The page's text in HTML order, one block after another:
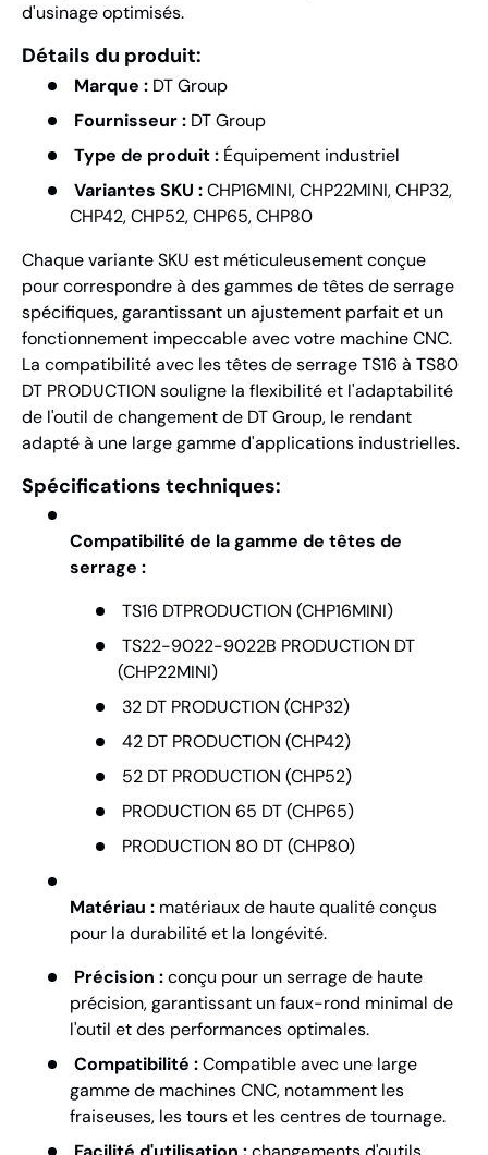
d'usinage optimisés.
Détails du produit:
Marque : DT Group
Fournisseur : DT Group
Type de produit : Équipement industriel
Variantes SKU :CHP16MINI, CHP22MINI, CHP32,
CHP42, CHP52, CHP65, CHP80
Chaque variante SKU est méticuleusement conçue
pour correspondre à des gammes de têtes de serrage
spécifiques, garantissant un ajustement parfait et un
fonctionnement impeccable avec votre machine CNC.
La compatibilité avec les têtes de serrage TS16 à TS80
DT PRODUCTION souligne la flexibilité et l'adaptabilité
de l'outil de changement de DT Group, le rendant
adapté à une large gamme d'applications industrielles.
Spécifications techniques:
Compatibilité de la gamme de têtes de
serrage :
TS16 DTPRODUCTION (CHP16MINI)
TS22-9022-9022B PRODUCTION DT
(CHP22MINI)
32 DT PRODUCTION (CHP32)
42 DT PRODUCTION (CHP42)
52 DT PRODUCTION (CHP52)
PRODUCTION 65 DT (CHP65)
PRODUCTION 80 DT (CHP80)
Matériau : matériaux de haute qualité conçus
pour la durabilité et la longévité.
Précision :conçu pour un serrage de haute
précision, garantissant un faux-rond minimal de
l'outil et des performances optimales.
Compatibilité :Compatible avec une large
gamme de machines CNC, notamment les
fraiseuses, les tours et les centres de tournage.